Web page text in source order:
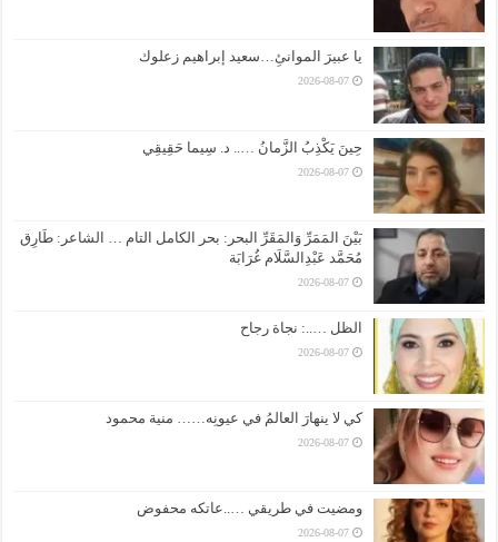
يا عبيرَ الموانئِ…سعيد إبراهيم زعلوك
2026-08-07
حِينَ يَكْذِبُ الزَّمانُ ….. د. سِيما حَقِيقِي
2026-08-07
بَيْنَ المَمَرِّ وَالمَقَرِّ البحر: بحر الكامل التام … الشاعر: طَارِق
مُحَمَّد عَبْدِالسَّلَام غُرَابَة
2026-08-07
الظل …..: نجاة رجاح
2026-08-07
كي لا ينهارَ العالمُ في عيونِه…… منية محمود
2026-08-07
ومضيت في طريقي …..عاتكه محفوض
2026-08-07